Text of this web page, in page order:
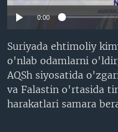
XABARLAR SURATLARDA
TELEGRAM
TWITTER
SOUNDCLOUD
VOA
0:00
Suriyada ehtimoliy
o'nlab odamlarni
AQSh siyosatida
va Falastin o'rtasida
harakatlari samara